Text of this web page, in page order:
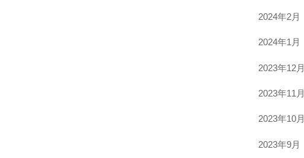
2024年2月
2024年1月
2023年12月
2023年11月
2023年10月
2023年9月